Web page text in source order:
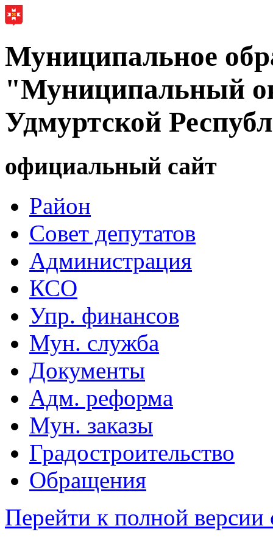
Муниципальное
"Муниципальный
Удмуртской
официальный сайт
Район
Совет депутатов
Администрация
КСО
Упр. финансов
Мун. служба
Документы
Адм. реформа
Мун. заказы
Градостроительство
Обращения
Перейти к полной версии